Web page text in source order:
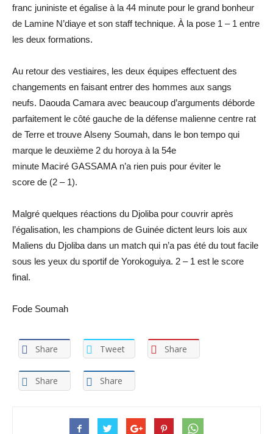
franc juniniste et égalise à la 44 minute pour le grand bonheur
de Lamine N’diaye et son staff technique. À la pose 1 – 1 entre
les deux formations.
Au retour des vestiaires, les deux équipes effectuent des
changements en faisant entrer des hommes aux sangs
neufs. Daouda Camara avec beaucoup d’arguments déborde
parfaitement le côté gauche de la défense malienne centre rat
de Terre et trouve Alseny Soumah, dans le bon tempo qui
marque le deuxième 2 du horoya à la 54e
minute Maciré GASSAMA n’a rien puis pour éviter le
score de (2 – 1).
Malgré quelques réactions du Djoliba pour couvrir après
l’égalisation, les champions de Guinée dictent leurs lois aux
Maliens du Djoliba dans un match qui n’a pas été du tout facile
sous les yeux du sportif de Yorokoguiya. 2 – 1 est le score
final.
Fode Soumah
Share Tweet Share
Share Share